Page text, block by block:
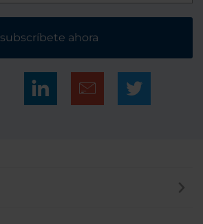
subscríbete ahora